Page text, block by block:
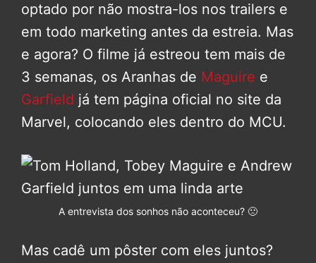
optado por não mostra-los nos trailers e
em todo marketing antes da estreia. Mas
e agora? O filme já estreou tem mais de
3 semanas, os Aranhas de Maguire e
Garfield já tem página oficial no site da
Marvel, colocando eles dentro do MCU.
A entrevista dos sonhos não aconteceu? 🙁
Mas cadê um pôster com eles juntos?